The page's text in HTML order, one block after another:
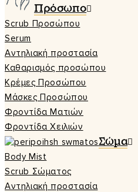
Πρόσωπο
Scrub Προσώπου
Serum
Αντηλιακή προστασία
Καθαρισμός προσώπου
Κρέμες Προσώπου
Μάσκες Προσώπου
Φροντίδα Ματιών
Φροντίδα Χειλιών
Σώμα
Body Mist
Scrub Σώματος
Αντηλιακή προστασία